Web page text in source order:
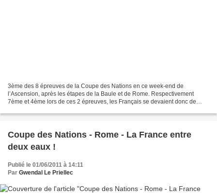
3ème des 8 épreuves de la Coupe des Nations en ce week-end de
l’Ascension, après les étapes de la Baule et de Rome. Respectivement
7ème et 4ème lors de ces 2 épreuves, les Français se devaient donc de
Coupe des Nations - Rome - La France entre
deux eaux !
Publié le 01/06/2011 à 14:11
Par Gwendal Le Priellec